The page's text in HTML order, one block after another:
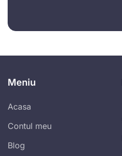
Meniu
Acasa
Contul meu
Blog